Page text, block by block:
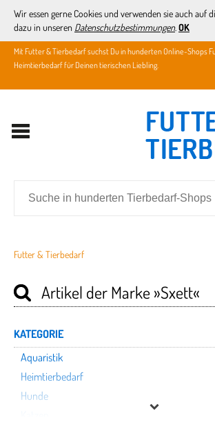
Wir essen gerne Cookies und verwenden sie auch auf
dazu in unseren Datenschutzbestimmungen. OK
Mit Futter & Tierbedarf suchst Du in hunderten Online-Shops
Heimtierbedarf für Deinen tierischen Liebling.
Futter & Tierbedarf
Artikel der Marke»Sxett«
KATEGORIE
Aquaristik
Heimtierbedarf
Hunde